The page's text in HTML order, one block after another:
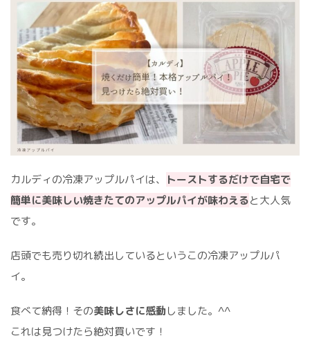
カルディの冷凍アップルパイは、
トーストするだけで自宅で
簡単に美味しい焼きたてのアップルパイが味わえると大人気
です。
店頭でも売り切れ続出しているというこの冷凍アップルパ
イ。
食べて納得！その美味しさに感動しました。^^
これは見つけたら絶対買いです！